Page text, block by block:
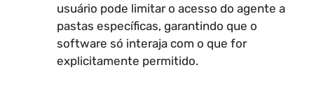
usuário pode limitar o acesso do agente a
pastas específicas, garantindo que o
software só interaja com o que for
explicitamente permitido.